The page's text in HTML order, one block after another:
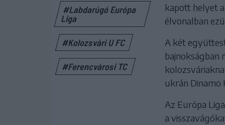
#Labdarúgó Európa
Liga
#Kolozsvári U FC
#Ferencvárosi TC
kapott helyet
élvonalban
A két
bajnokságban
ukrán Dinamo
Az Európa
a